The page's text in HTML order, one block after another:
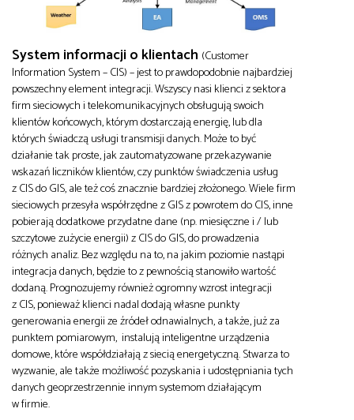
System informacji o klientach (Customer
Information System – CIS) – jest to prawdopodobnie najbardziej
powszechny element integracji. Wszyscy nasi klienci z sektora
firm sieciowych i telekomunikacyjnych obsługują swoich
klientów końcowych, którym dostarczają energię, lub dla
których świadczą usługi transmisji danych. Może to być
działanie tak proste, jak zautomatyzowane przekazywanie
wskazań liczników klientów, czy punktów świadczenia usług
z CIS do GIS, ale też coś znacznie bardziej złożonego. Wiele firm
sieciowych przesyła współrzędne z GIS z powrotem do CIS, inne
pobierają dodatkowe przydatne dane (np. miesięczne i / lub
szczytowe zużycie energii) z CIS do GIS, do prowadzenia
różnych analiz. Bez względu na to, na jakim poziomie nastąpi
integracja danych, będzie to z pewnością stanowiło wartość
dodaną. Prognozujemy również ogromny wzrost integracji
z CIS, ponieważ klienci nadal dodają własne punkty
generowania energii ze źródeł odnawialnych, a także, już za
punktem pomiarowym, instalują inteligentne urządzenia
domowe, które współdziałają z siecią energetyczną. Stwarza to
wyzwanie, ale także możliwość pozyskania i udostępniania tych
danych geoprzestrzennie innym systemom działającym
w firmie.